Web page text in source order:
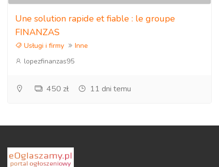
Une solution rapide et fiable : le groupe
FINANZAS
Usługi i firmy
Inne
lopezfinanzas95
450 zł 11 dni temu